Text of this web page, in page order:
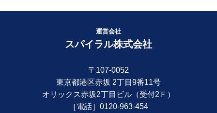
運営会社
スパイラル株式会社
〒107-0052
東京都港区赤坂 2丁目9番11号
オリックス赤坂2丁目ビル（受付2Ｆ）
［電話］0120-963-454